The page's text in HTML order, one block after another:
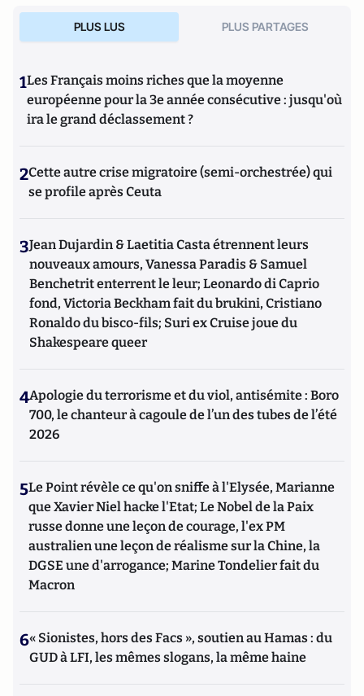
PLUS LUS PLUS PARTAGES
1Les Français moins riches que la moyenne
européenne pour la 3e année consécutive : jusqu'où
ira le grand déclassement ?
2Cette autre crise migratoire (semi-orchestrée) qui
se profile après Ceuta
3Jean Dujardin & Laetitia Casta étrennent leurs
nouveaux amours, Vanessa Paradis & Samuel
Benchetrit enterrent le leur; Leonardo di Caprio
fond, Victoria Beckham fait du brukini, Cristiano
Ronaldo du bisco-fils; Suri ex Cruise joue du
Shakespeare queer
4Apologie du terrorisme et du viol, antisémite : Boro
700, le chanteur à cagoule de l’un des tubes de l’été
2026
5Le Point révèle ce qu'on sniffe à l'Elysée, Marianne
que Xavier Niel hacke l'Etat; Le Nobel de la Paix
russe donne une leçon de courage, l'ex PM
australien une leçon de réalisme sur la Chine, la
DGSE une d'arrogance; Marine Tondelier fait du
Macron
6« Sionistes, hors des Facs », soutien au Hamas : du
GUD à LFI, les mêmes slogans, la même haine